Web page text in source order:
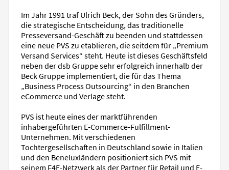
Im Jahr 1991 traf Ulrich Beck, der Sohn des Gründers,
die strategische Entscheidung, das traditionelle
Presseversand-Geschäft zu beenden und stattdessen
eine neue PVS zu etablieren, die seitdem für „Premium
Versand Services“ steht. Heute ist dieses Geschäftsfeld
neben der dsb Gruppe sehr erfolgreich innerhalb der
Beck Gruppe implementiert, die für das Thema
„Business Process Outsourcing“ in den Branchen
eCommerce und Verlage steht.
PVS ist heute eines der marktführenden
inhabergeführten E-Commerce-Fulfillment-
Unternehmen. Mit verschiedenen
Tochtergesellschaften in Deutschland sowie in Italien
und den Beneluxländern positioniert sich PVS mit
seinem F4E-Netzwerk als der Partner für Retail und E-